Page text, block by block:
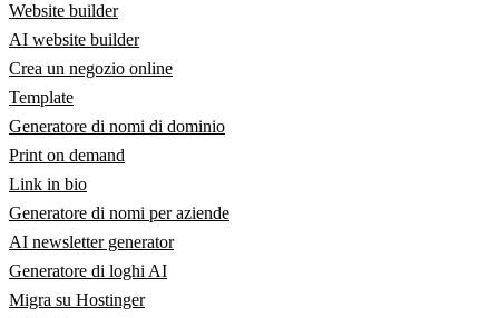
Website builder
AI website builder
Crea un negozio online
Template
Generatore di nomi di dominio
Print on demand
Link in bio
Generatore di nomi per aziende
AI newsletter generator
Generatore di loghi AI
Migra su Hostinger